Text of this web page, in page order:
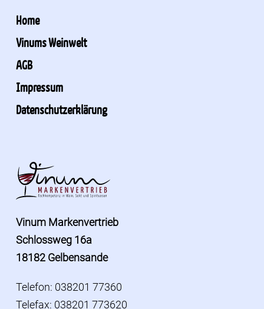
Home
Vinums Weinwelt
AGB
Impressum
Datenschutzerklärung
Vinum Markenvertrieb
Schlossweg 16a
18182 Gelbensande
Telefon: 038201 77360
Telefax: 038201 773620